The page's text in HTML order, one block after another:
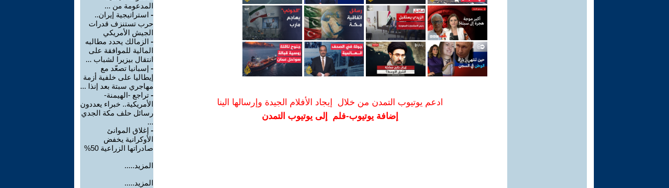
ادعم يوتيوب التمدن من خلال إيجاد الأفلام الجيدة وإرسالها الينا
إضافة يوتيوب-فلم إلى يوتيوب التمدن
المدعومة من ...
- استراتيجية إيران..
حرب تستنزف قدرات
الجيش الأمريكي
- الزمالك يحدد مطالبه
المالية للموافقة على
انتقال بيزيرا لشباب ...
- إسبانيا تصعّد مع
إيطاليا على خلفية أزمة
مهاجري سبتة بعد إنذا ...
- تراجع -الهيمنة-
الأمريكية.. خبراء يعددون
رسائل حلف مكة الجدي
...
- إغلاق الموانئ
الأوكرانية يخفض
صادراتها الزراعية 50%
المزيد.....
المزيد.....